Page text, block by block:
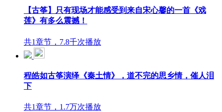
【古筝】只有现场才能感受到来自宋心馨的一首《戏
莲》有多么震撼！
共1章节，7.8千次播放
程皓如古筝演绎《秦土情》，道不完的思乡情，催人泪
下
共1章节，1.7万次播放